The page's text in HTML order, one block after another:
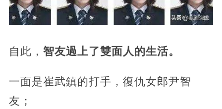
自此， 智友過上了雙面人的生活。
一面是崔武鎮的打手，復仇女郎尹智
友；